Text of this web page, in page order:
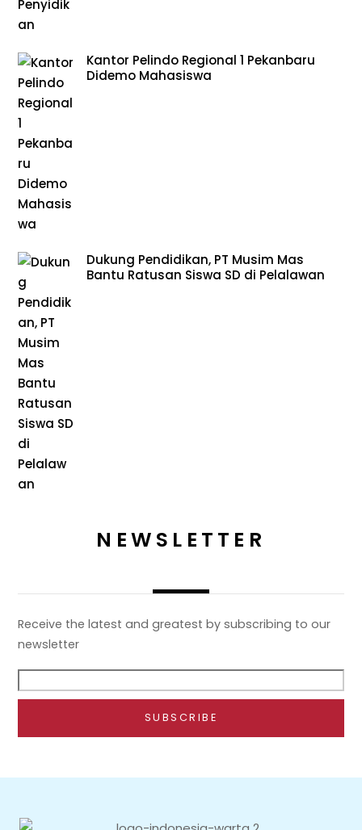
Kantor Pelindo Regional 1 Pekanbaru
Didemo Mahasiswa
Dukung Pendidikan, PT Musim Mas
Bantu Ratusan Siswa SD di Pelalawan
NEWSLETTER
Receive the latest and greatest by subscribing to our
newsletter